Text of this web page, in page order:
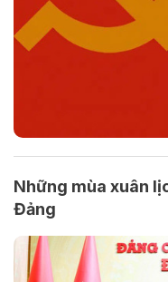
Những mùa xuân
Đảng